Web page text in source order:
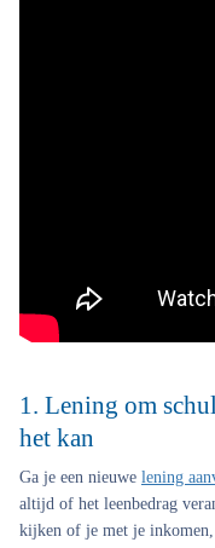
1. Lening om
het kan
Ga je een nieuwe lening
altijd of het leenbedrag
kijken of je met je inkomen,